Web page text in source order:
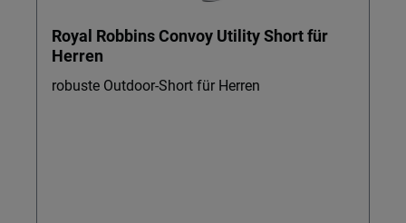
Royal Robbins Convoy Utility Short für
Herren
robuste Outdoor-Short für Herren